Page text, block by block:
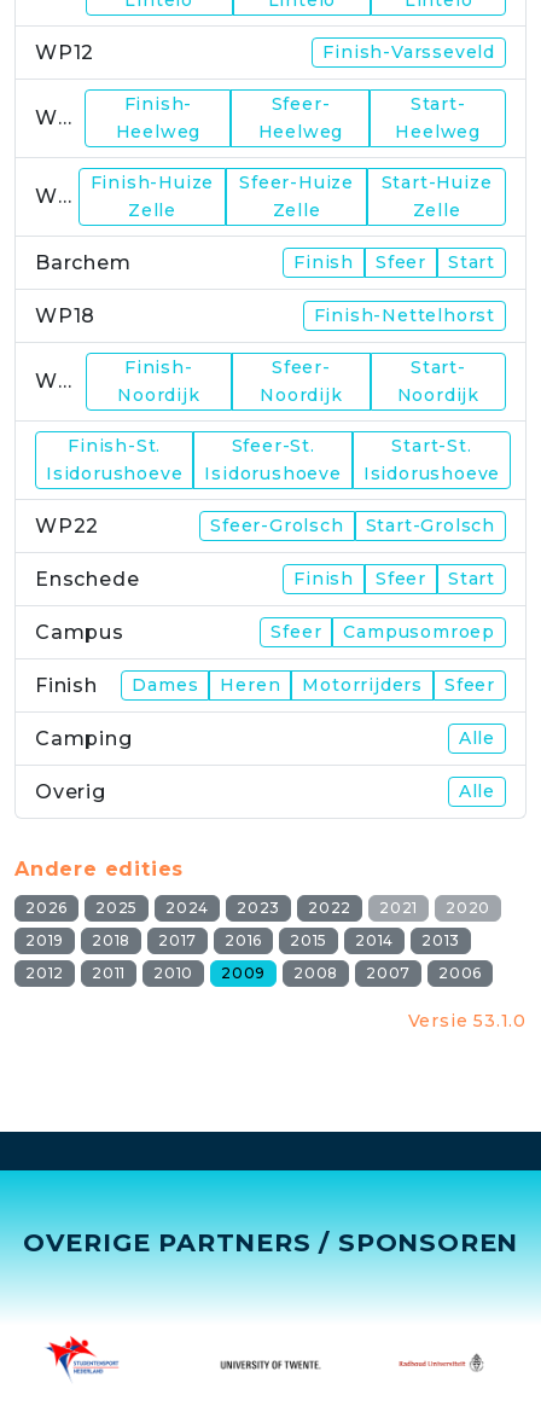
WP12 Finish-Varsseveld
WP13
Finish-
Heelweg
Sfeer-
Heelweg
Start-
Heelweg
WP15
Finish-Huize
Zelle
Sfeer-Huize
Zelle
Start-Huize
Zelle
Barchem Finish Sfeer Start
WP18 Finish-Nettelhorst
WP19
Finish-
Noordijk
Sfeer-
Noordijk
Start-
Noordijk
Finish-St.
Isidorushoeve
Sfeer-St.
Isidorushoeve
Start-St.
Isidorushoeve
WP22 Sfeer-Grolsch Start-Grolsch
Enschede Finish Sfeer Start
Campus Sfeer Campusomroep
Finish Dames Heren Motorrijders Sfeer
Camping Alle
Overig Alle
Andere edities
2026 2025 2024 2023 2022 2021
2020
2019
2018 2017 2016 2015 2014
2013
2012
2011 2010 2009 2008 2007 2006
Versie 53.1.0
OVERIGE PARTNERS / SPONSOREN